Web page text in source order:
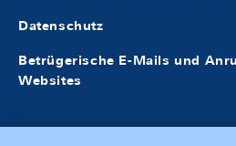
Datenschutz
Betrügerische E-Mails und
Websites